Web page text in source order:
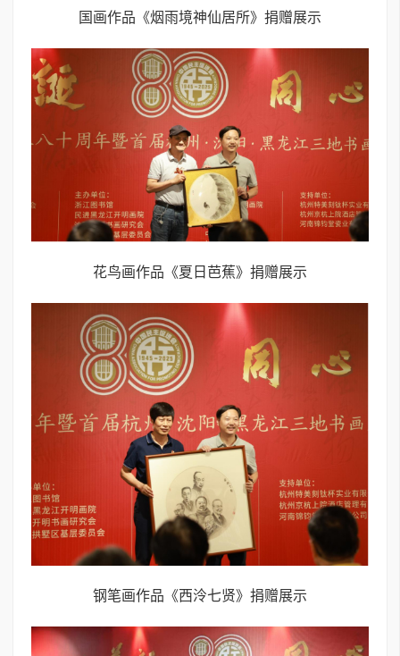
国画作品《烟雨境神仙居所》捐赠展示
花鸟画作品《夏日芭蕉》捐赠展示
钢笔画作品《西泠七贤》捐赠展示